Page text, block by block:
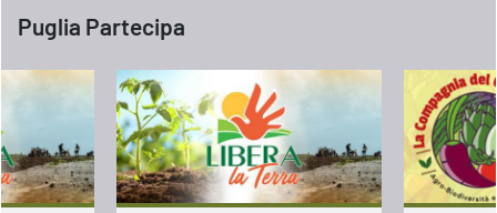
Oriente – Priorità 2 –
Obiettivo Specifico 2.2 –
Azione 5 – Codice Intervento
222507 – Operazione 31
Puglia Partecipa